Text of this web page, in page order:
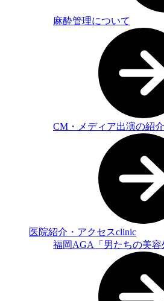
麻酔管理について
CM・メディア出演の紹介
医院紹介・アクセスclinic
福岡AGA「男たちの美容